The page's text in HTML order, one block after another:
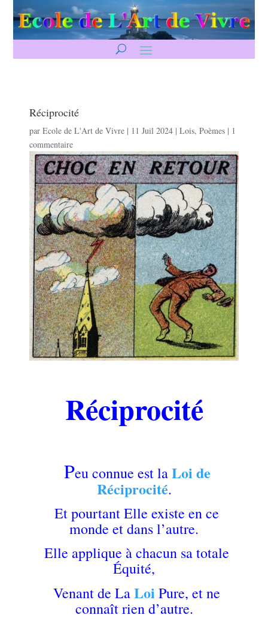
Réciprocité
parEcole de L'Art de Vivre | 11 Juil 2024 |Lois,Poèmes | 1
commentaire
Réciprocité
Peu connue est laLoi de
Réciprocité.
Et pourtant Elle existe en ce
monde et dans l’autre.
Elle applique à chacun sa totale
Équité,
Venant de LaLoi Pure, et ne
connaît rien d’autre.